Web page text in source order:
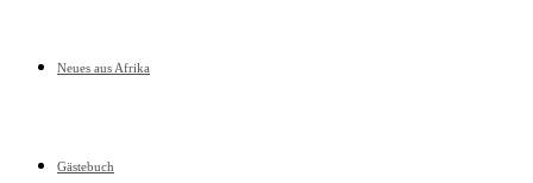
Neues aus Afrika
Gästebuch